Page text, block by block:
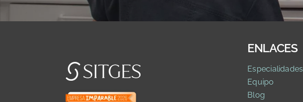
ENLACES
Especialidades
Equipo
Blog